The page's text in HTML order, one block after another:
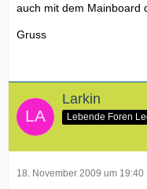
auch mit dem Mainboard
Gruss
Larkin
Lebende Foren
18. November 2009 um 19:40